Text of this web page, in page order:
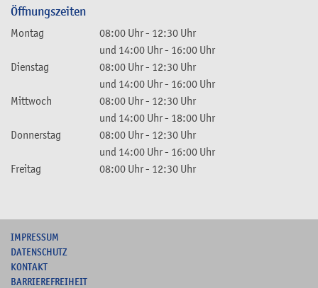
Öffnungszeiten
Montag 08:00 Uhr- 12:30 Uhr
und 14:00 Uhr- 16:00 Uhr
Dienstag
08:00 Uhr- 12:30 Uhr
und 14:00 Uhr- 16:00 Uhr
Mittwoch
08:00 Uhr- 12:30 Uhr
und 14:00 Uhr- 18:00 Uhr
Donnerstag
08:00 Uhr- 12:30 Uhr
und 14:00 Uhr- 16:00 Uhr
Freitag
08:00 Uhr- 12:30 Uhr
IMPRESSUM
DATENSCHUTZ
KONTAKT
BARRIEREFREIHEIT